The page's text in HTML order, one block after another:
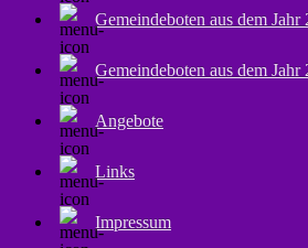
Gemeindeboten aus dem Jahr
Gemeindeboten aus dem Jahr
Angebote
Links
Impressum